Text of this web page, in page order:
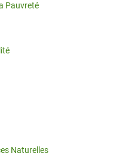
Pauvreté
Naturelles